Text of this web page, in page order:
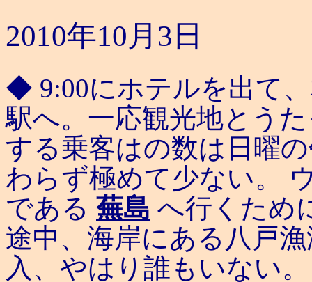
2010年10月3日
◆ 9:00にホテルを出て
駅へ。一応観光地とう
する乗客はの数は日曜
わらず極めて少ない。
である 蕪島 へ行くため
途中、海岸にある八戸
入、やはり誰もいない